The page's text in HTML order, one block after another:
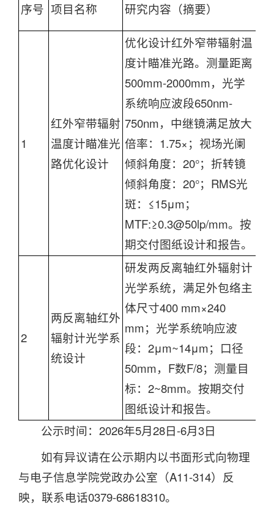
序号 项目名称 研究内容（摘要）
1
红外窄带辐射
温度计瞄准光
路优化设计
优化设计红外窄带辐射温
度计瞄准光路。测量距离
500mm-2000mm，光学
系统响应波段650nm-
750nm，中继镜满足放大
倍率：1.75×；视场光阑
倾斜角度：20°；折转镜
倾斜角度：20°；RMS光
斑：≤15μm；
MTF:≥0.3@50lp/mm。按
期交付图纸设计和报告。
2
两反离轴红外
辐射计光学系
统设计
研发两反离轴红外辐射计
光学系统，满足外包络主
体尺寸400 mm×240
mm；光学系统响应波
段：2μm~14μm；口径
50mm，F数F/8；测量目
标：2~8mm。按期交付
图纸设计和报告。
公示时间：2026年5月28日-6月3日
如有异议请在公示期内以书面形式向物理
与电子信息学院党政办公室（A11-314）反
映，联系电话0379-68618310。